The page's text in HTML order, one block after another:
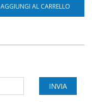
AGGIUNGI AL CARRELLO